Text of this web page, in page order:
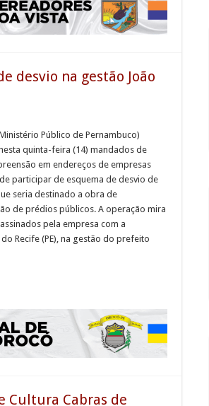
desvio na gestão João
Público de Pernambuco)
quinta-feira (14) mandados de
em endereços de empresas
participar de esquema de desvio de
seria destinado a obra de
de prédios públicos. A operação mira
pela empresa com a
Recife (PE), na gestão do prefeito
Cultura Cabras de